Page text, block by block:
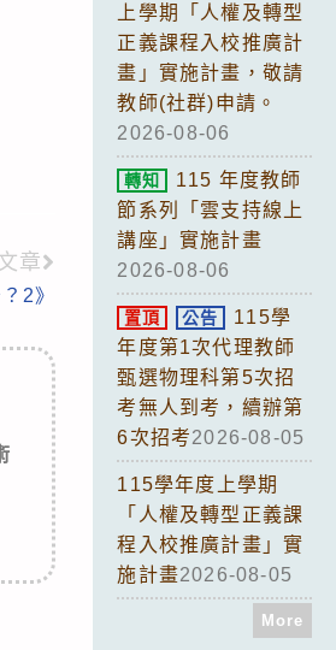
章
2》
上學期「人權及轉型
正義課程入校推廣計
畫」實施計畫，敬請
教師(社群)申請。
2026-08-06
轉知
115 年度教師
節系列「雲支持線上
講座」實施計畫
2026-08-06
置頂 公告
115學
年度第1次代理教師
甄選物理科第5次招
考無人到考，續辦第
6次招考2026-08-05
115學年度上學期
「人權及轉型正義課
程入校推廣計畫」實
施計畫2026-08-05
More